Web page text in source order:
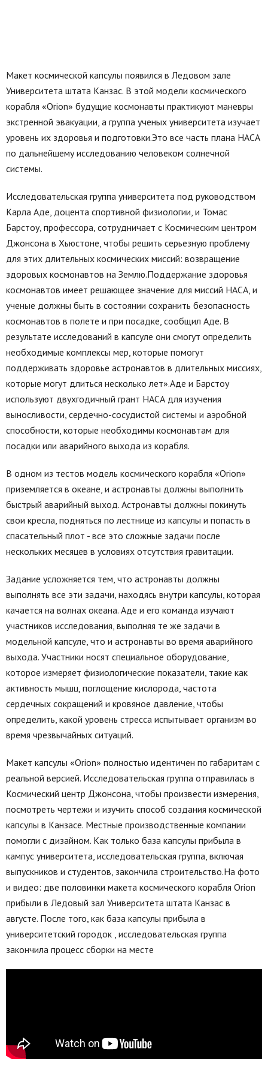
Макет космической капсулы появился в Ледовом зале
Университета штата Канзас. В этой модели космического
корабля «Orion» будущие космонавты практикуют маневры
экстренной эвакуации, а группа ученых университета изучает
уровень их здоровья и подготовки.Это все часть плана НАСА
по дальнейшему исследованию человеком солнечной
системы.
Исследовательская группа университета под руководством
Карла Аде, доцента спортивной физиологии, и Томас
Барстоу, профессора, сотрудничает с Космическим центром
Джонсона в Хьюстоне, чтобы решить серьезную проблему
для этих длительных космических миссий: возвращение
здоровых космонавтов на Землю.Поддержание здоровья
космонавтов имеет решающее значение для миссий НАСА, и
ученые должны быть в состоянии сохранить безопасность
космонавтов в полете и при посадке, сообщил Аде. В
результате исследований в капсуле они смогут определить
необходимые комплексы мер, которые помогут
поддерживать здоровье астронавтов в длительных миссиях,
которые могут длиться несколько лет».Аде и Барстоу
используют двухгодичный грант НАСА для изучения
выносливости, сердечно-сосудистой системы и аэробной
способности, которые необходимы космонавтам для
посадки или аварийного выхода из корабля.
В одном из тестов модель космического корабля «Orion»
приземляется в океане, и астронавты должны выполнить
быстрый аварийный выход. Астронавты должны покинуть
свои кресла, подняться по лестнице из капсулы и попасть в
спасательный плот - все это сложные задачи после
нескольких месяцев в условиях отсутствия гравитации.
Задание усложняется тем, что астронавты должны
выполнять все эти задачи, находясь внутри капсулы, которая
качается на волнах океана. Аде и его команда изучают
участников исследования, выполняя те же задачи в
модельной капсуле, что и астронавты во время аварийного
выхода. Участники носят специальное оборудование,
которое измеряет физиологические показатели, такие как
активность мышц, поглощение кислорода, частота
сердечных сокращений и кровяное давление, чтобы
определить, какой уровень стресса испытывает организм во
время чрезвычайных ситуаций.
Макет капсулы «Orion» полностью идентичен по габаритам с
реальной версией. Исследовательская группа отправилась в
Космический центр Джонсона, чтобы произвести измерения,
посмотреть чертежи и изучить способ создания космической
капсулы в Канзасе. Местные производственные компании
помогли с дизайном. Как только база капсулы прибыла в
кампус университета, исследовательская группа, включая
выпускников и студентов, закончила строительство.На фото
и видео: две половинки макета космического корабля Orion
прибыли в Ледовый зал Университета штата Канзас в
августе. После того, как база капсулы прибыла в
университетский городок , исследовательская группа
закончила процесс сборки на месте